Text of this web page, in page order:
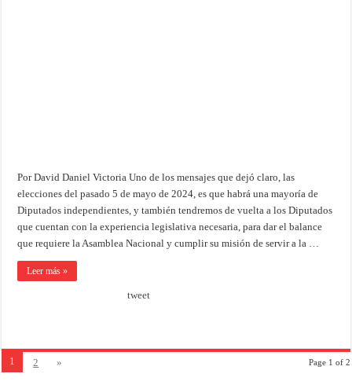
Por David Daniel Victoria Uno de los mensajes que dejó claro, las
elecciones del pasado 5 de mayo de 2024, es que habrá una mayoría de
Diputados independientes, y también tendremos de vuelta a los Diputados
que cuentan con la experiencia legislativa necesaria, para dar el balance
que requiere la Asamblea Nacional y cumplir su misión de servir a la …
Leer más »
tweet
Page 1 of 2
1 2 »